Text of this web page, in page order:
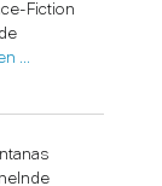
Fiction
…